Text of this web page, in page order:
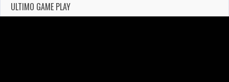
ULTIMO GAME PLAY